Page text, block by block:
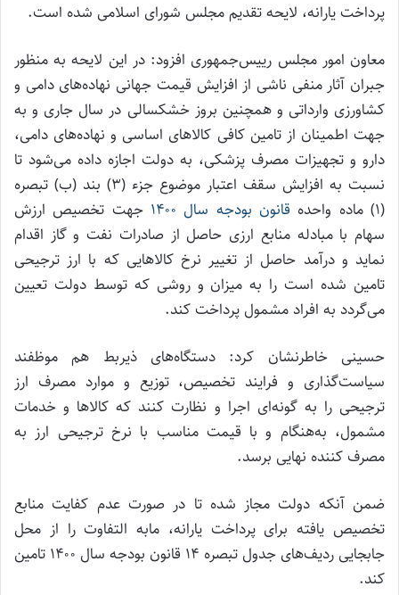
پرداخت یارانه، لایحه تقدیم مجلس شورای اسلامی شده است.
معاون امور مجلس رییس‌جمهوری افزود: در این لایحه به منظور
جبران آثار منفی ناشی از افزایش قیمت جهانی نهاده‌های دامی و
کشاورزی وارداتی و همچنین بروز خشکسالی در سال جاری و به
جهت اطمینان از تامین کافی کالاهای اساسی و نهاده‌های دامی،
دارو و تجهیزات مصرف پزشکی، به دولت اجازه داده می‌شود تا
نسبت به افزایش سقف اعتبار موضوع جزء (۳) بند (ب) تبصره
(۱) ماده واحده
قانون بودجه سال ۱۴۰۰
جهت تخصیص ارزش
سهام با مبادله منابع ارزی حاصل از صادرات نفت و گاز اقدام
نماید و درآمد حاصل از تغییر نرخ کالاهایی که با ارز ترجیحی
تامین شده است را به میزان و روشی که توسط دولت تعیین
می‌گردد به افراد مشمول پرداخت کند.
حسینی خاطرنشان کرد: دستگاه‌های ذیربط هم موظفند
سیاست‌گذاری و فرایند تخصیص، توزیع و موارد مصرف ارز
ترجیحی را به گونه‌ای اجرا و نظارت کنند که کالاها و خدمات
مشمول، به‌هنگام و با قیمت مناسب با نرخ ترجیحی ارز به
مصرف کننده نهایی برسد.
ضمن آنکه دولت مجاز شده تا در صورت عدم کفایت منابع
تخصیص یافته برای پرداخت یارانه، مابه التفاوت را از محل
جابجایی ردیف‌های جدول تبصره ۱۴ قانون بودجه سال ۱۴۰۰ تامین
کند.